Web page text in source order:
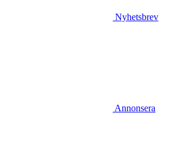
Nyhetsbrev
Annonsera